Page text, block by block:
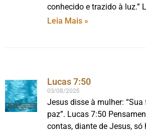
conhecido e trazido à luz.”
Leia Mais »
Lucas 7:50
03/08/2025
Jesus disse à mulher:
paz”. Lucas 7:50
contas, diante de Jesus, só